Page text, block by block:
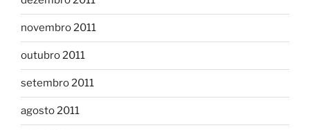
novembro 2011
outubro 2011
setembro 2011
agosto 2011